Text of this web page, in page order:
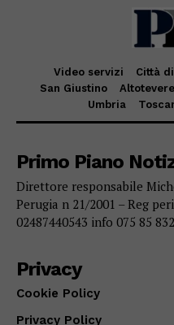
Video servizi Città
San Giustino
Altotevere
Umbria
Primo Piano
Direttore responsabile
Perugia n 21/2001 – Reg
02487440543 info 075 85
Privacy
Cookie Policy
Privacy Policy